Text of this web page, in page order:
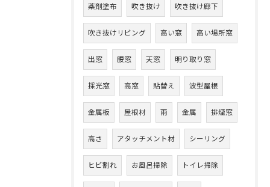
薬剤塗布 吹き抜け 吹き抜け廊下
吹き抜けリビング 高い窓 高い場所窓
出窓 腰窓 天窓 明り取り窓
採光窓 高窓 貼替え 波型屋根
金属板 屋根材 雨 金属 排煙窓
高さ アタッチメント材 シーリング
ヒビ割れ お風呂掃除 トイレ掃除